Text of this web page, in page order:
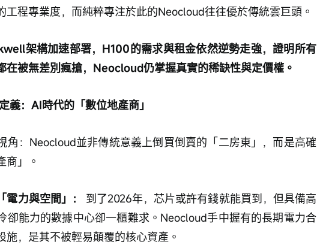
工程專業度，而純粹專注於此的Neocloud往往優於傳統雲巨頭。
架構加速部署，H100的需求與租金依然逆勢走強，證明所有
在被無差別瘋搶，Neocloud仍掌握真實的稀缺性與定價權。
義：AI時代的「數位地產商」
角：Neocloud並非傳統意義上倒買倒賣的「二房東」，而是高確
商」。
力與空間」：
到了2026年，芯片或許有錢就能買到，但具備高
卻能力的數據中心卻一櫃難求。Neocloud手中握有的長期電力合
施，是其不被輕易顛覆的核心資產。